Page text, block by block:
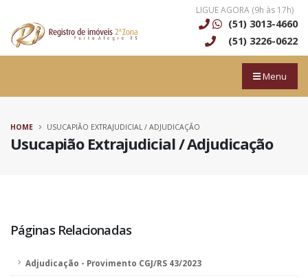
LIGUE AGORA (9h às 17h)
(51) 3013-4660
(51) 3226-0622
Menu
Usucapião Extrajudicial / Adjudicação
HOME USUCAPIÃO EXTRAJUDICIAL / ADJUDICAÇÃO
Páginas Relacionadas
Adjudicação - Provimento CGJ/RS 43/2023